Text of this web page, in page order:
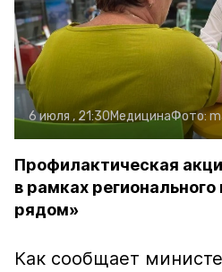
6 июля , 21:30МедицинаФото:
Профилактическая
в рамках
рядом»
Как сообщает